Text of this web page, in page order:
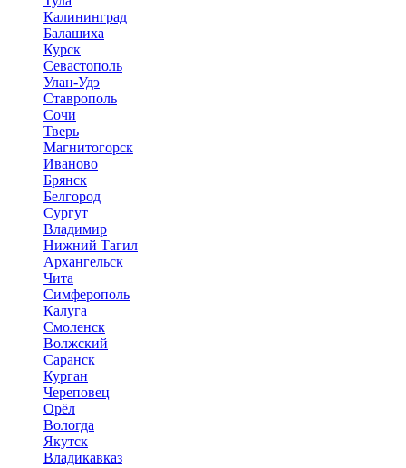
Калининград
Балашиха
Курск
Севастополь
Улан-Удэ
Ставрополь
Сочи
Тверь
Магнитогорск
Иваново
Брянск
Белгород
Сургут
Владимир
Нижний Тагил
Архангельск
Чита
Симферополь
Калуга
Смоленск
Волжский
Саранск
Курган
Череповец
Орёл
Вологда
Якутск
Владикавказ